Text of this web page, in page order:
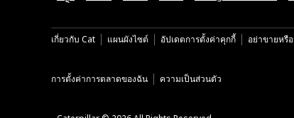
เกี่ยวกับ Cat แผนผังไซต์ อัปเดตการตั้งค่าคุกกี้ อย่าขายหรื
การตั้งค่าการตลาดของฉัน ความเป็นส่วนตัว